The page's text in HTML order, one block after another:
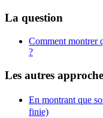
La question
Comment montrer
?
Les autres
En montrant que
finie)